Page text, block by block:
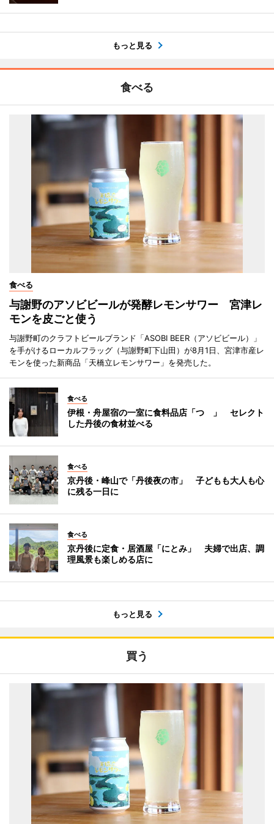
もっと見る
食べる
食べる
与謝野のアソビビールが発酵レモンサワー 宮津レ
モンを皮ごと使う
与謝野町のクラフトビールブランド「ASOBI BEER（アソビビール）」
を手がけるローカルフラッグ（与謝野町下山田）が8月1日、宮津市産レ
モンを使った新商品「天橋立レモンサワー」を発売した。
食べる
伊根・舟屋宿の一室に食料品店「つゝ」 セレクト
した丹後の食材並べる
食べる
京丹後・峰山で「丹後夜の市」 子どもも大人も心
に残る一日に
食べる
京丹後に定食・居酒屋「にとみ」 夫婦で出店、調
理風景も楽しめる店に
もっと見る
買う